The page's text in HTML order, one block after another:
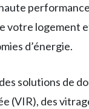
votre logement
d’énergie.
solutions de
(VIR), des